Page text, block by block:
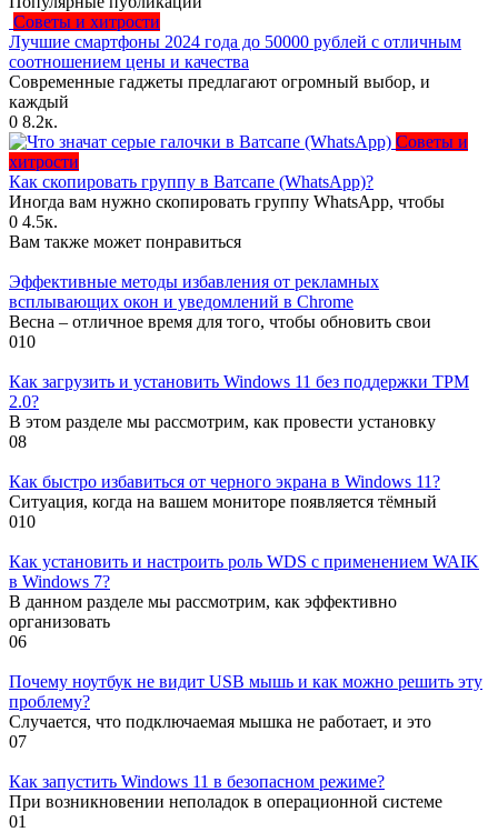
Советы и хитрости
Лучшие смартфоны 2024 года до 50000 рублей с отличным
соотношением цены и качества
Современные гаджеты предлагают огромный выбор, и
каждый
0 8.2к.
Советы и
хитрости
Как скопировать группу в Ватсапе (WhatsApp)?
Иногда вам нужно скопировать группу WhatsApp, чтобы
0 4.5к.
Вам также может понравиться
Эффективные методы избавления от рекламных
всплывающих окон и уведомлений в Chrome
Весна – отличное время для того, чтобы обновить свои
010
Как загрузить и установить Windows 11 без поддержки TPM
2.0?
В этом разделе мы рассмотрим, как провести установку
08
Как быстро избавиться от черного экрана в Windows 11?
Ситуация, когда на вашем мониторе появляется тёмный
010
Как установить и настроить роль WDS с применением WAIK
в Windows 7?
В данном разделе мы рассмотрим, как эффективно
организовать
06
Почему ноутбук не видит USB мышь и как можно решить эту
проблему?
Случается, что подключаемая мышка не работает, и это
07
Как запустить Windows 11 в безопасном режиме?
При возникновении неполадок в операционной системе
01